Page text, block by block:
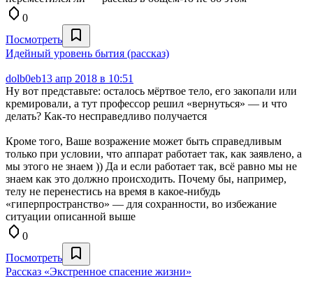
0
Посмотреть
Идейный уровень бытия (рассказ)
dolb0eb13 апр 2018 в 10:51
Ну вот представьте: осталось мёртвое тело, его закопали или
кремировали, а тут профессор решил «вернуться» — и что
делать? Как-то несправедливо получается
Кроме того, Ваше возражение может быть справедливым
только при условии, что аппарат работает так, как заявлено, а
мы этого не знаем )) Да и если работает так, всё равно мы не
знаем как это должно происходить. Почему бы, например,
телу не перенестись на время в какое-нибудь
«гиперпространство» — для сохранности, во избежание
ситуации описанной выше
0
Посмотреть
Рассказ «Экстренное спасение жизни»